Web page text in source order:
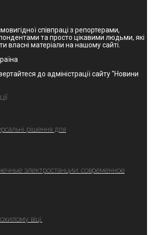
співпраці з репортерами,
та просто цікавими людьми, які
власні матеріали на нашому сайті.
до адміністрації сайту "Новини
рішення для
электростанции: современное
віці: